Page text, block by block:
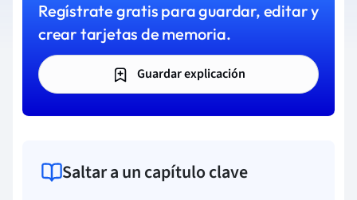
Regístrate gratis para guardar, editar y
crear tarjetas de memoria.
Guardar explicación
Saltar a un capítulo clave